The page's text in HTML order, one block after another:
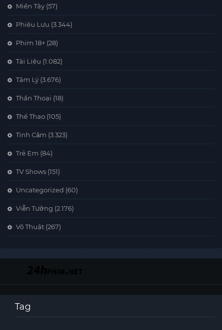
Miền Tây (57)
Phiêu Lưu (3.344)
Phim 18+ (28)
Tài Liệu (1.082)
Tâm Lý (3.676)
Thần Thoại (18)
Thể Thao (105)
Tình Cảm (3.323)
Trẻ Em (84)
TV Shows (151)
Uncategorized (60)
Viễn Tưởng (2.176)
Võ Thuật (267)
Tag